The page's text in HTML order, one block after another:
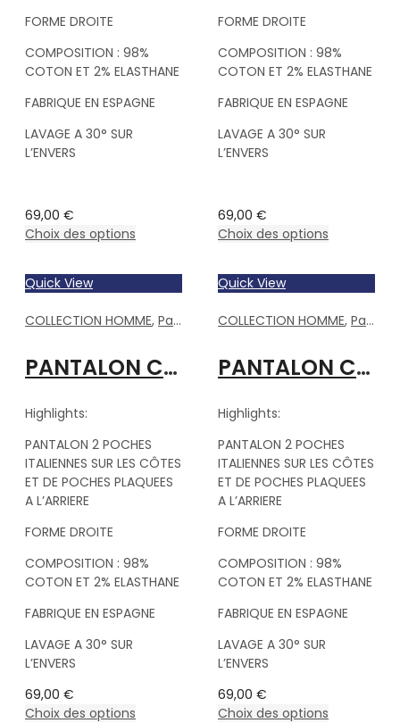
FORME DROITE
COMPOSITION : 98%
COTON ET 2% ELASTHANE
FABRIQUE EN ESPAGNE
LAVAGE A 30° SUR
L’ENVERS
69,00 €
Choix des options
FORME DROITE
COMPOSITION : 98%
COTON ET 2% ELASTHANE
FABRIQUE EN ESPAGNE
LAVAGE A 30° SUR
L’ENVERS
69,00 €
Choix des options
Quick View
COLLECTION HOMME, Pantalons Homme
PANTALON CHINO BEIGE
Highlights:
PANTALON 2 POCHES
ITALIENNES SUR LES CÔTES
ET DE POCHES PLAQUEES
A L’ARRIERE
FORME DROITE
COMPOSITION : 98%
COTON ET 2% ELASTHANE
FABRIQUE EN ESPAGNE
LAVAGE A 30° SUR
L’ENVERS
69,00 €
Choix des options
Quick View
COLLECTION HOMME, Pantalons Homme
PANTALON CHINO BLEU
Highlights:
PANTALON 2 POCHES
ITALIENNES SUR LES CÔTES
ET DE POCHES PLAQUEES
A L’ARRIERE
FORME DROITE
COMPOSITION : 98%
COTON ET 2% ELASTHANE
FABRIQUE EN ESPAGNE
LAVAGE A 30° SUR
L’ENVERS
69,00 €
Choix des options